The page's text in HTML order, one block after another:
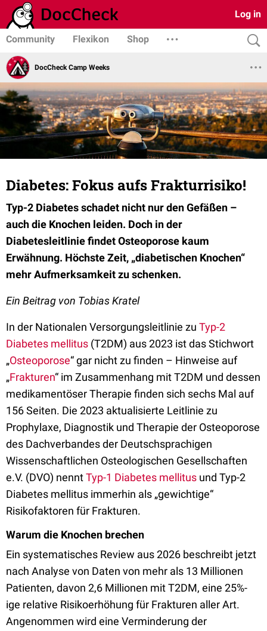
Log in
Community Flexikon Shop
DocCheck Camp Weeks
Diabetes: Fokus aufs Frakturrisiko!
Typ-2 Diabetes schadet nicht nur den Gefäßen –
auch die Knochen leiden. Doch in der
Diabetesleitlinie findet Osteoporose kaum
Erwähnung. Höchste Zeit, „diabetischen Knochen“
mehr Aufmerksamkeit zu schenken.
Ein Beitrag von Tobias Kratel
In der Nationalen Versorgungsleitlinie zu Typ-2
Diabetes mellitus (T2DM) aus 2023 ist das Stichwort
„Osteoporose“ gar nicht zu finden – Hinweise auf
„Frakturen“ im Zusammenhang mit T2DM und dessen
medikamentöser Therapie finden sich sechs Mal auf
156 Seiten. Die 2023 aktualisierte Leitlinie zu
Prophylaxe, Diagnostik und Therapie der Osteoporose
des Dachverbandes der Deutschsprachigen
Wissenschaftlichen Osteologischen Gesellschaften
e.V. (DVO) nenntTyp-1 Diabetes mellitus und Typ-2
Diabetes mellitus immerhin als „gewichtige“
Risikofaktoren für Frakturen.
Warum die Knochen brechen
Ein systematisches Review aus 2026 beschreibt jetzt
nach Analyse von Daten von mehr als 13 Millionen
Patienten, davon 2,6 Millionen mit T2DM, eine 25%-
ige relative Risikoerhöhung für Frakturen aller Art.
Angenommen wird eine Verminderung der